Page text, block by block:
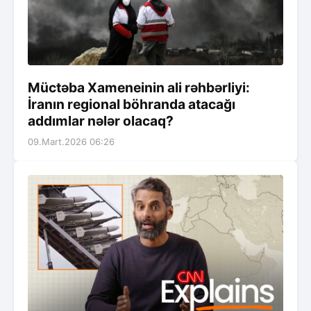
Müctəba Xameneinin ali rəhbərliyi:
İranın regional böhranda atacağı
addımlar nələr olacaq?
09.Mart.2026 06:26